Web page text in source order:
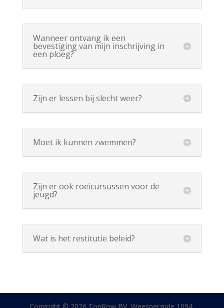
Wanneer ontvang ik een
bevestiging van mijn inschrijving in
een ploeg?
Zijn er lessen bij slecht weer?
Moet ik kunnen zwemmen?
Zijn er ook roeicursussen voor de
jeugd?
Wat is het restitutie beleid?